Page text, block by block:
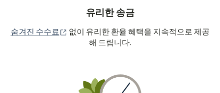
유리한 송금
숨겨진 수수료 (새 창에서 열림)
없이 유리한 환율 혜택을 지속적으로 제공
해 드립니다.